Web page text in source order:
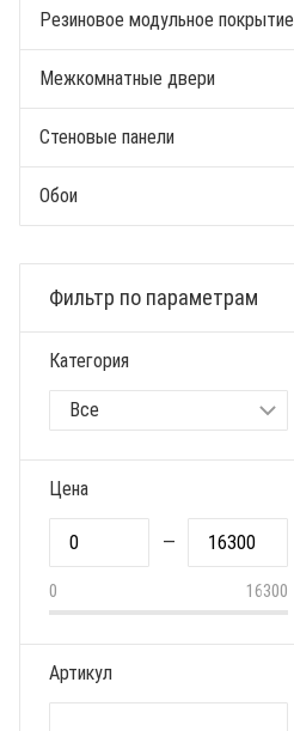
Резиновое модульное покрытие
Межкомнатные двери
Стеновые панели
Обои
Фильтр по параметрам
Категория
Цена
—
0 16300
Артикул